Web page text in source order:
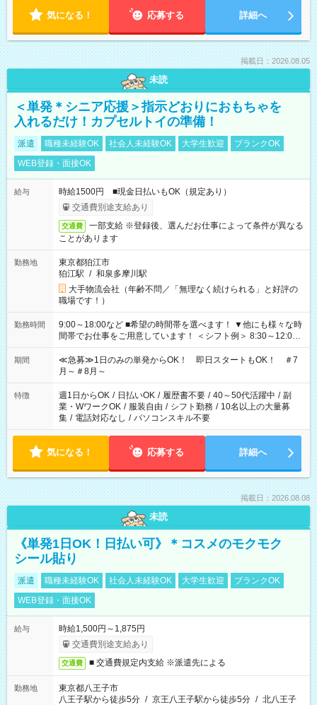
気になる！ 応募する 詳細へ
掲載日：2026.08.05
未読
＜単発＊シニア応援＞指示どおりにおもちゃを
入れるだけ！カプセルトイの準備！
派遣 職種未経験OK 社会人未経験OK 大学生歓迎
ブランクOK
WEB登録・面接OK
給与
時給1500円 ■現金日払いもOK（規定あり）
交通費別途支給あり
交通費
一部支給 ※登録後、選んだお仕事によって条件が異なる
ことがあります
勤務地
東京都狛江市
狛江駅 / 和泉多摩川駅
大手物流会社（年齢不問／「無理なく続けられる」と好評の
職場です！）
勤務時間
9:00～18:00など ■希望の時間帯を選べます！ ▼他にも様々な時
間帯でお仕事をご用意しています！ ＜シフト例＞ 8:30～12:00
17:00～22:00 13:00～22:00 22:00～翌6:00 など
期間
≪急募≫1日のみの単発からOK！ 即日スタートもOK！ ＃7
月～＃8月～
特徴 週1日からOK / 日払いOK / 履歴書不要 / 40～50代活躍中 / 副
業・WワークOK / 服装自由 / シフト勤務 / 10名以上の大量募
集 / 電話対応なし / パソコンスキル不要
気になる！ 応募する 詳細へ
掲載日：2026.08.08
未読
《単発1日OK！日払い可》＊コスメのモクモク
シール貼り
派遣 職種未経験OK 社会人未経験OK 大学生歓迎
ブランクOK
WEB登録・面接OK
給与
時給1,500円～1,875円
交通費別途支給あり
交通費 ■ 交通費規定内支給 ※派遣先による
勤務地
東京都八王子市
八王子駅から徒歩5分 / 京王八王子駅から徒歩5分 / 北八王子